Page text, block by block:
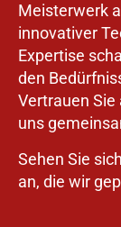
Meisterwerk
innovativer
Expertise
den
Vertrauen Sie
uns
Sehen Sie
an, die wir